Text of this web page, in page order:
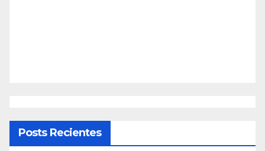
Posts Recientes